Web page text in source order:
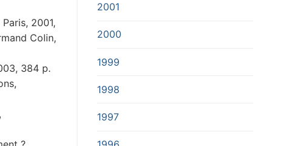
2001,
Colin,
384 p.
2001
2000
1999
1998
1997